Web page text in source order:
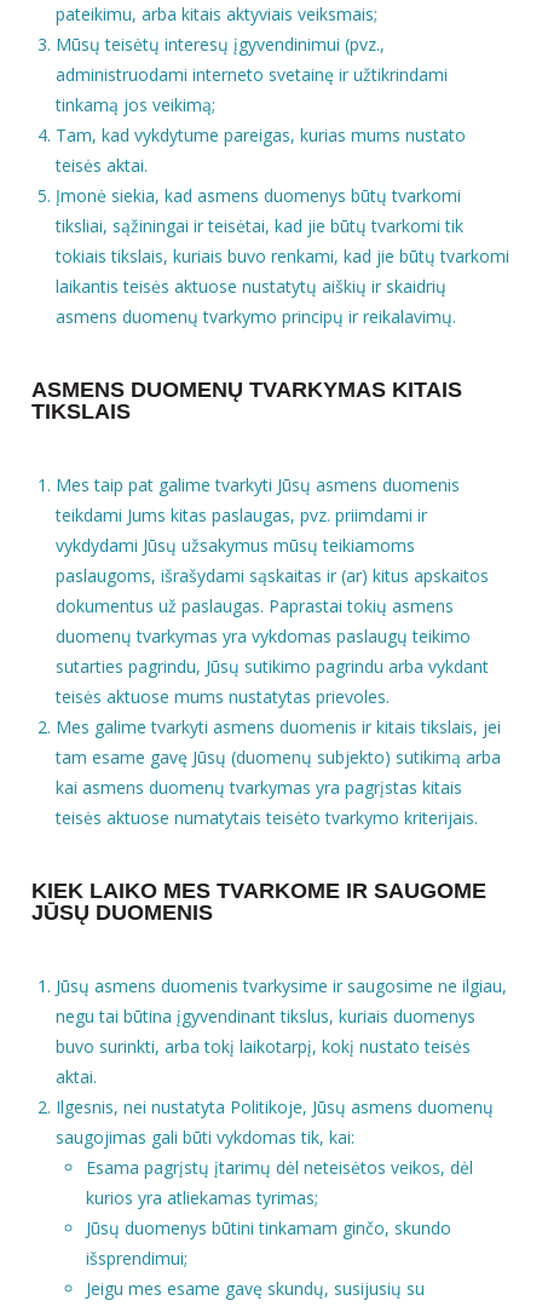
pateikimu, arba kitais aktyviais veiksmais;
Mūsų teisėtų interesų įgyvendinimui (pvz.,
administruodami interneto svetainę ir užtikrindami
tinkamą jos veikimą;
Tam, kad vykdytume pareigas, kurias mums nustato
teisės aktai.
Įmonė siekia, kad asmens duomenys būtų tvarkomi
tiksliai, sąžiningai ir teisėtai, kad jie būtų tvarkomi tik
tokiais tikslais, kuriais buvo renkami, kad jie būtų tvarkomi
laikantis teisės aktuose nustatytų aiškių ir skaidrių
asmens duomenų tvarkymo principų ir reikalavimų.
ASMENS DUOMENŲ TVARKYMAS KITAIS
TIKSLAIS
Mes taip pat galime tvarkyti Jūsų asmens duomenis
teikdami Jums kitas paslaugas, pvz. priimdami ir
vykdydami Jūsų užsakymus mūsų teikiamoms
paslaugoms, išrašydami sąskaitas ir (ar) kitus apskaitos
dokumentus už paslaugas. Paprastai tokių asmens
duomenų tvarkymas yra vykdomas paslaugų teikimo
sutarties pagrindu, Jūsų sutikimo pagrindu arba vykdant
teisės aktuose mums nustatytas prievoles.
Mes galime tvarkyti asmens duomenis ir kitais tikslais, jei
tam esame gavę Jūsų (duomenų subjekto) sutikimą arba
kai asmens duomenų tvarkymas yra pagrįstas kitais
teisės aktuose numatytais teisėto tvarkymo kriterijais.
KIEK LAIKO MES TVARKOME IR SAUGOME
JŪSŲ DUOMENIS
Jūsų asmens duomenis tvarkysime ir saugosime ne ilgiau,
negu tai būtina įgyvendinant tikslus, kuriais duomenys
buvo surinkti, arba tokį laikotarpį, kokį nustato teisės
aktai.
Ilgesnis, nei nustatyta Politikoje, Jūsų asmens duomenų
saugojimas gali būti vykdomas tik, kai:
Esama pagrįstų įtarimų dėl neteisėtos veikos, dėl
kurios yra atliekamas tyrimas;
Jūsų duomenys būtini tinkamam ginčo, skundo
išsprendimui;
Jeigu mes esame gavę skundų, susijusių su